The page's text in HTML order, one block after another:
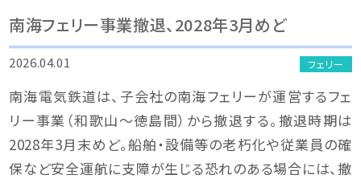
南海フェリー事業撤退、2028年3月めど
2026.04.01 フェリー
南海電気鉄道は、子会社の南海フェリーが運営するフェ
リー事業（和歌山～徳島間）から撤退する。撤退時期は
2028年3月末めど。船舶・設備等の老朽化や従業員の確
保など安全運航に支障が生じる恐れのある場合には、撤